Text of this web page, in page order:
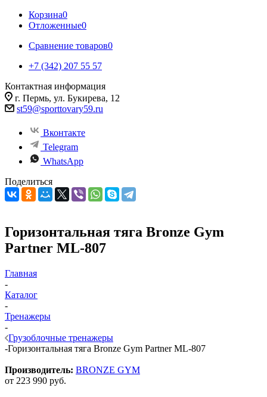
Корзина0
Отложенные0
Сравнение товаров0
+7 (342) 207 55 57
Контактная информация
г. Пермь, ул. Букирева, 12
st59@sporttovary59.ru
Вконтакте
Telegram
WhatsApp
Поделиться
Горизонтальная тяга Bronze Gym
Partner ML-807
Главная
-
Каталог
-
Тренажеры
-
Грузоблочные тренажеры
-Горизонтальная тяга Bronze Gym Partner ML-807
Производитель: BRONZE GYM
от 223 990 руб.